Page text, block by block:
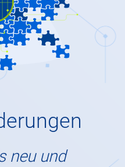
neu und